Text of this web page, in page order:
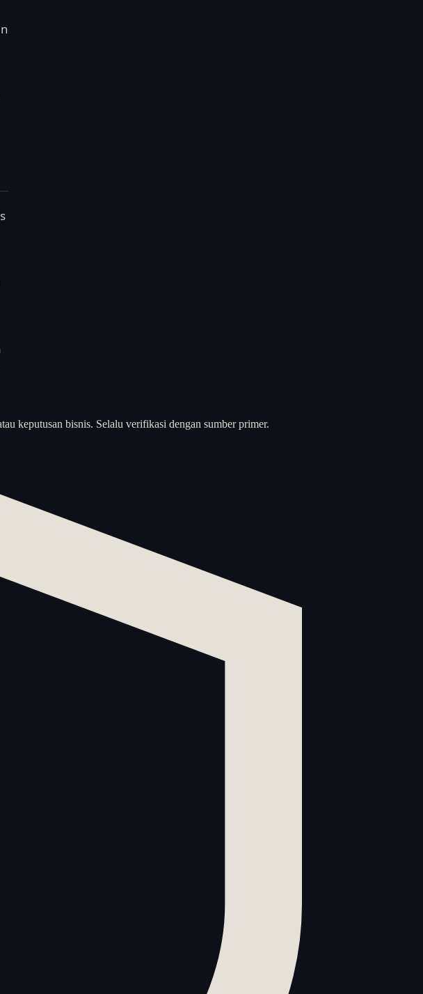
keputusan bisnis. Selalu verifikasi dengan sumber primer.